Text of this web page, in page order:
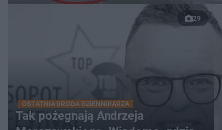
29
OSTATNIA DROGA DZIENNIKARZA
Tak pożegnają Andrzeja